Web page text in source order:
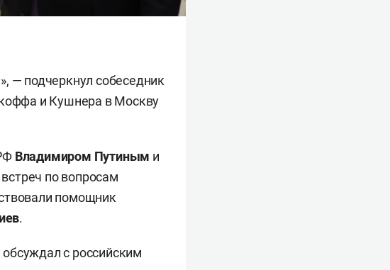
— подчеркнул собеседник
и Кушнера в Москву
Владимиром Путиным и
по вопросам
помощник
.
с российским